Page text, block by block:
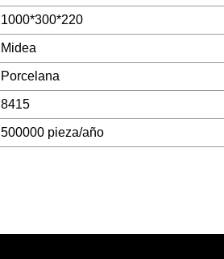
1000*300*220
Midea
Porcelana
8415
500000 pieza/año